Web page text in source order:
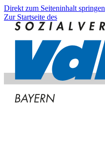
Direkt zum Seiteninhalt springen
Zur Startseite des